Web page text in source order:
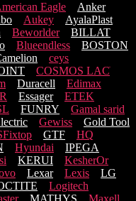
Eagle
Anker
Aukey
AyalaPlast
Beworlder
BILLAT
Blueendless
BOSTON
ceys
COSMOS LACֹ
Duracell
Edimax
Essager
ETEK
FUNRY
Gamal sarid
Gewiss
Gold Tool
GTF
HQ
Hyundai
IPEGA
KERUI
KesherOr
Lexar Lexis
LG
Logitech